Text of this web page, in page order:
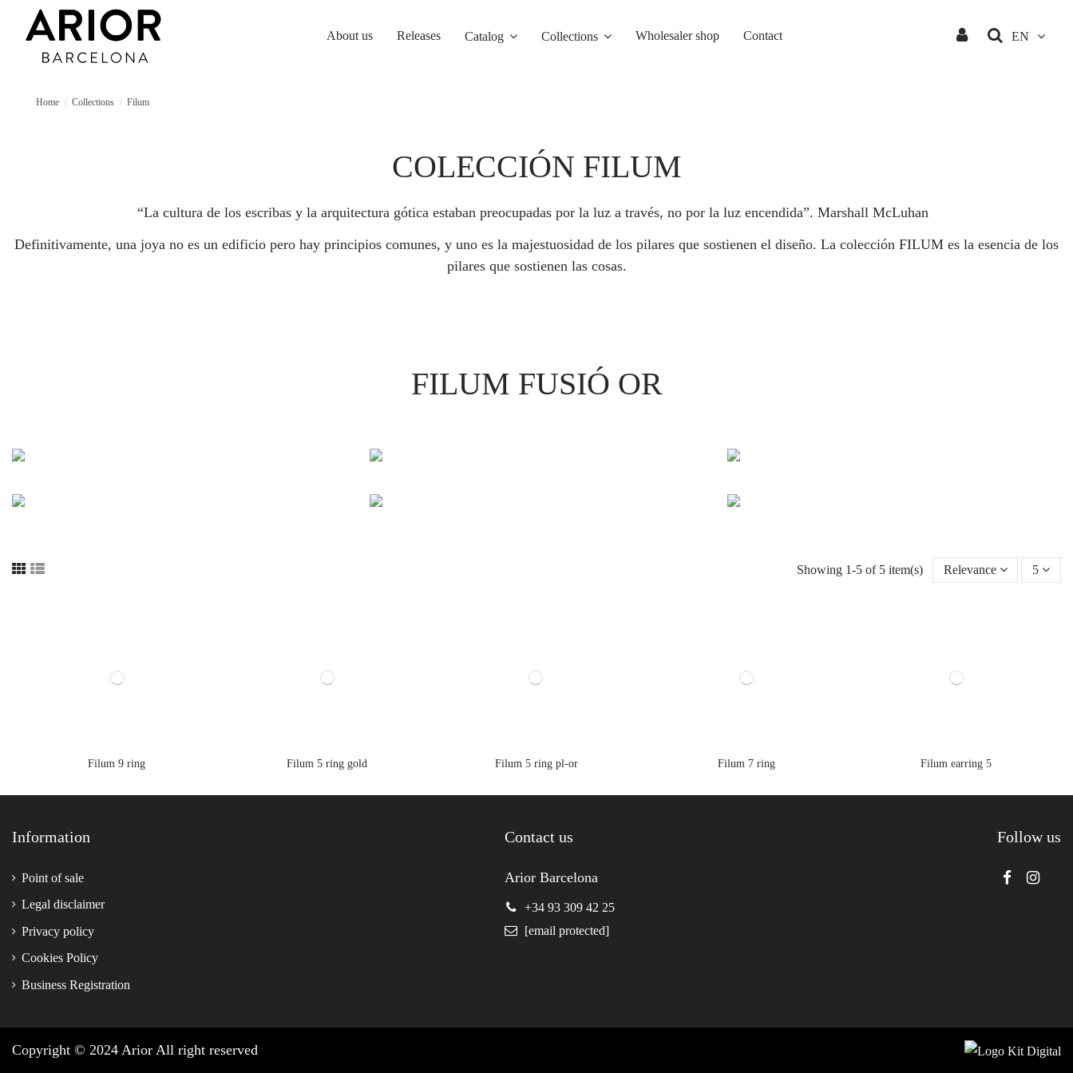
About us Releases Catalog Collections Wholesaler shop Contact EN
Home Collections Filum
COLECCIÓN FILUM
“La cultura de los escribas y la arquitectura gótica estaban preocupadas por la luz a través, no por la luz encendida”. Marshall McLuhan
Definitivamente, una joya no es un edificio pero hay principios comunes, y uno es la majestuosidad de los pilares que sostienen el diseño. La colección FILUM es la esencia de los
pilares que sostienen las cosas.
FILUM FUSIÓ OR
Showing 1-5 of 5 item(s) Relevance 5
Filum 9 ring Filum 5 ring gold Filum 5 ring pl-or Filum 7 ring Filum earring 5
Information
Point of sale
Legal disclaimer
Privacy policy
Cookies Policy
Business Registration
Contact us
Arior Barcelona
+34 93 309 42 25
[email protected]
Follow us
Copyright © 2024 Arior All right reserved